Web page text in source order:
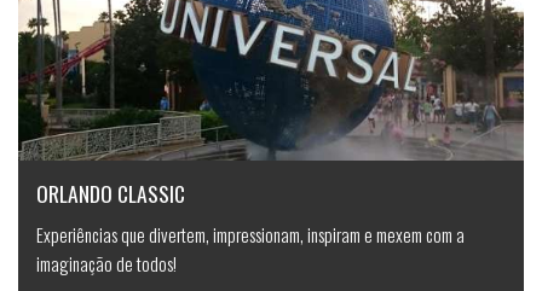
ORLANDO CLASSIC
Experiências que divertem, impressionam, inspiram e mexem com a
imaginação de todos!